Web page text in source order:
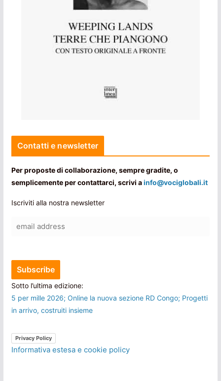
Contatti e newsletter
Per proposte di collaborazione, sempre gradite, o
semplicemente per contattarci, scrivi ainfo@vociglobali.it
Iscriviti alla nostra newsletter
Sotto l’ultima edizione:
5 per mille 2026; Online la nuova sezione RD Congo; Progetti
in arrivo, costruiti insieme
Privacy Policy
Informativa estesa e cookie policy